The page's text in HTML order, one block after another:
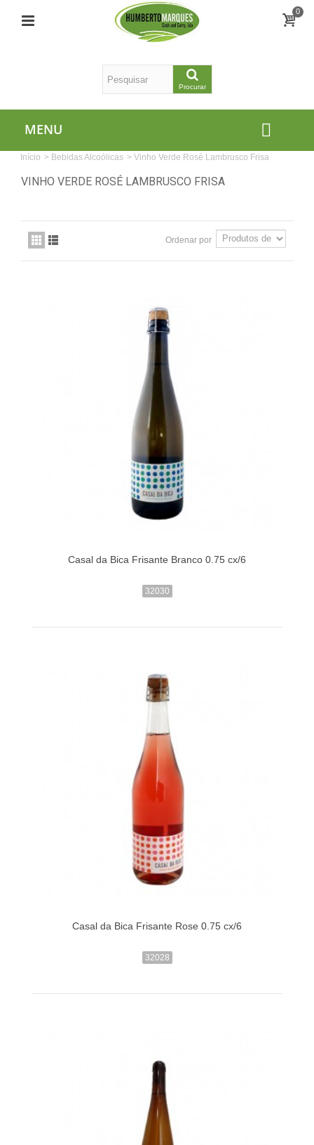
0
Procurar
MENU
Início > Bebidas Alcoólicas > Vinho Verde Rosé Lambrusco Frisa
VINHO VERDE ROSÉ LAMBRUSCO FRISA
Ordenar por
Casal da Bica Frisante Branco 0.75 cx/6
32030
Casal da Bica Frisante Rose 0.75 cx/6
32028